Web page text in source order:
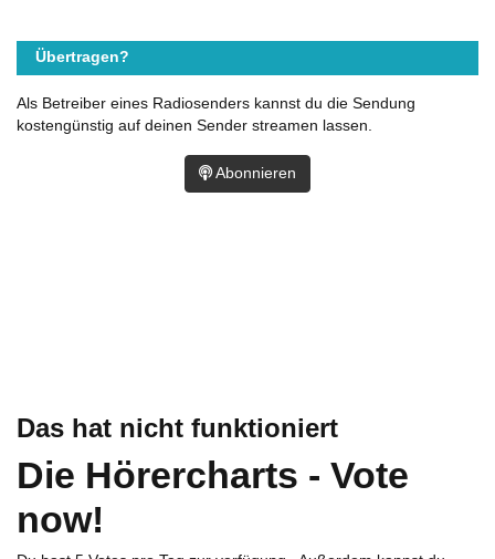
Das hat nicht funktioniert
Die Hörercharts - Vote
now!
Übertragen?
Als Betreiber eines Radiosenders kannst du die Sendung
kostengünstig auf deinen Sender streamen lassen.
Abonnieren